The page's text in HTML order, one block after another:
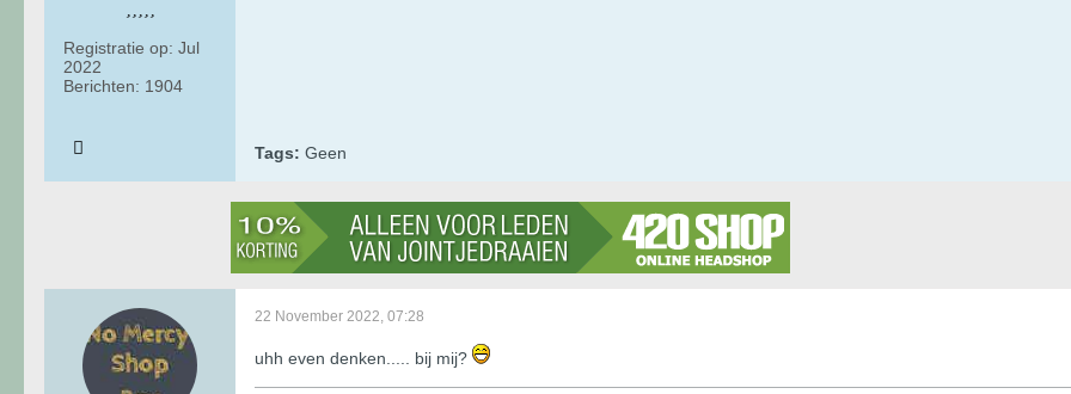
Registratie op: Jul
2022
Berichten: 1904
Tags: Geen
22 November 2022, 07:28
uhh even denken..... bij mij?